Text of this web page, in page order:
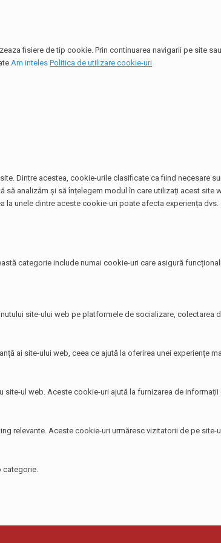
fisiere de tip cookie. Prin continuarea navigarii pe site
Am inteles Politica de utilizare cookie-uri
Dintre acestea, cookie-urile clasificate ca fiind necesare
analizăm și să înțelegem modul în care utilizați acest
la unele dintre aceste cookie-uri poate afecta experiența dvs.
categorie include numai cookie-uri care asigură
site-ului web pe platformele de socializare, colectarea
ai site-ului web, ceea ce ajută la oferirea unei experiențe
ul web. Aceste cookie-uri ajută la furnizarea de
relevante. Aceste cookie-uri urmăresc vizitatorii de pe